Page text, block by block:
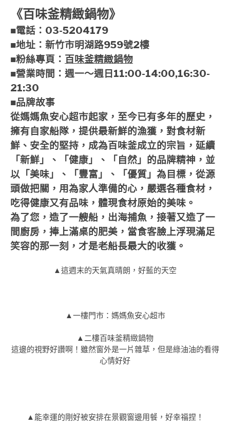
《百味釜精緻鍋物》
■電話：03-5204179
■地址：新竹市明湖路959號2樓
■粉絲專頁： 百味釜精緻鍋物
■營業時間：週一～週日11:00-14:00,16:30-
21:30
■品牌故事
從媽媽魚安心超市起家，至今已有多年的歷史，
擁有自家船隊，提供最新鮮的漁獲，對食材新
鮮、安全的堅持，成為百味釜成立的宗旨，延續
「新鮮」、「健康」、「自然」的品牌精神，並
以「美味」、「豐富」、「優質」為目標，從源
頭做把關，用為家人準備的心，嚴選各種食材，
吃得健康又有品味，體現食材原始的美味。
為了您，造了一艘船，出海捕魚，接著又造了一
間廚房，捧上滿桌的肥美，當食客臉上浮現滿足
笑容的那一刻，才是老船長最大的收獲。
▲這週末的天氣真晴朗，好藍的天空
▲一樓門市：媽媽魚安心超市
▲二樓百味釜精緻鍋物
這邊的視野好讚啊！雖然窗外是一片雜草，但是綠油油的看得
心情好好
▲能幸運的剛好被安排在景觀窗邊用餐，好幸福捏！